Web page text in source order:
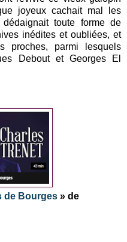
joyeux cachait mal les
toute forme de
inédites et oubliées, et
proches, parmi lesquels
Debout et Georges El
de Bourges » de